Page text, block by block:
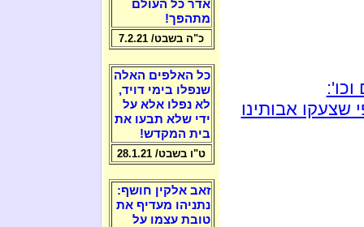
אבותינו
אדר כל העולם
מתהפך!
כ"ה בשבט/ 7.2.21
כל האלפים האלה
שנפלו בימי דויד,
לא נפלו אלא על
ידי שלא תבעו את
בית המקדש!
ט"ו בשבט/ 28.1.21
זאב אלקין חושף:
נתניהו מעדיף את
טובת עצמו על